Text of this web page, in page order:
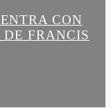
CON
DE FRANCIS